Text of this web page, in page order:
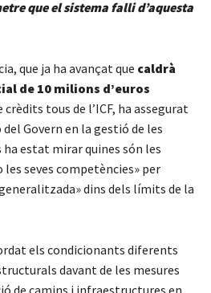
que el sistema falli d’aquesta
que ja ha avançat que caldrà
de 10 milions d’euros
crèdits tous de l’ICF, ha assegurat
Govern en la gestió de les
estat mirar quines són les
les seves competències» per
dins dels límits de la
els condicionants diferents
davant de les mesures
de camins i infraestructures en